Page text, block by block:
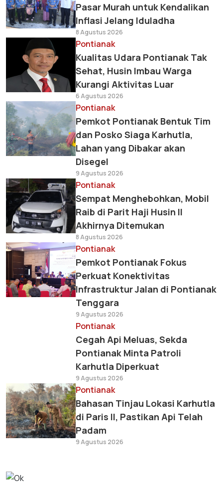
Pasar Murah untuk Kendalikan
Inflasi Jelang Iduladha
8 Agustus 2026
Pontianak
Kualitas Udara Pontianak Tak
Sehat, Husin Imbau Warga
Kurangi Aktivitas Luar
6 Agustus 2026
Pontianak
Pemkot Pontianak Bentuk Tim
dan Posko Siaga Karhutla,
Lahan yang Dibakar akan
Disegel
9 Agustus 2026
Pontianak
Sempat Menghebohkan, Mobil
Raib di Parit Haji Husin II
Akhirnya Ditemukan
8 Agustus 2026
Pontianak
Pemkot Pontianak Fokus
Perkuat Konektivitas
Infrastruktur Jalan di Pontianak
Tenggara
9 Agustus 2026
Pontianak
Cegah Api Meluas, Sekda
Pontianak Minta Patroli
Karhutla Diperkuat
9 Agustus 2026
Pontianak
Bahasan Tinjau Lokasi Karhutla
di Paris II, Pastikan Api Telah
Padam
9 Agustus 2026